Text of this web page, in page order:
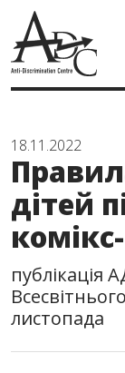
18.11.2022
дітей
публікація
листопада